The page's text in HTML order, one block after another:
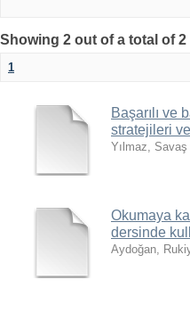
Showing 2 out of a total of
1
Başarılı ve
stratejileri ve
Yılmaz, Savaş
Okumaya
dersinde
Aydoğan,